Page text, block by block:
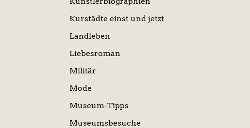
Kurstädte einst und jetzt
Landleben
Liebesroman
Militär
Mode
Museum-Tipps
Museumsbesuche